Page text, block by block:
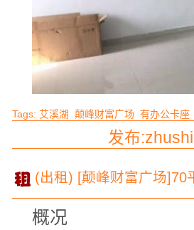
Tags:艾溪湖 颠峰财富广场 有办公卡座
发布
(出租) [颠峰财富广场]70
概况